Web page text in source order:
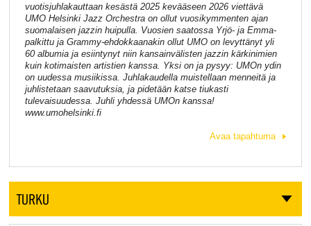
vuotisjuhlakauttaan kesästä 2025 kevääseen 2026 viettävä
UMO Helsinki Jazz Orchestra on ollut vuosikymmenten ajan
suomalaisen jazzin huipulla. Vuosien saatossa Yrjö- ja Emma-
palkittu ja Grammy-ehdokkaanakin ollut UMO on levyttänyt yli
60 albumia ja esiintynyt niin kansainvälisten jazzin kärkinimien
kuin kotimaisten artistien kanssa. Yksi on ja pysyy: UMOn ydin
on uudessa musiikissa. Juhlakaudella muistellaan menneitä ja
juhlistetaan saavutuksia, ja pidetään katse tiukasti
tulevaisuudessa. Juhli yhdessä UMOn kanssa!
www.umohelsinki.fi
Avaa tapahtuma
TURKU